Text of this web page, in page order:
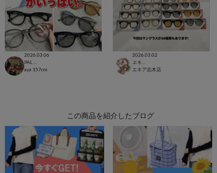
2026.03.06
aya 157cm
2026.03.02
エキア志木店
この商品を紹介したブログ